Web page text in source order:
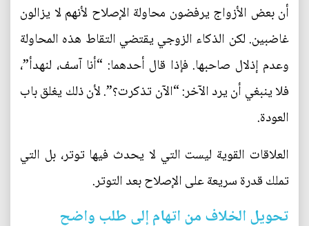
أن بعض الأزواج يرفضون محاولة الإصلاح لأنهم لا يزالون
غاضبين. لكن الذكاء الزوجي يقتضي التقاط هذه المحاولة
وعدم إذلال صاحبها. فإذا قال أحدهما: “أنا آسف، لنهدأ”،
فلا ينبغي أن يرد الآخر: “الآن تذكرت؟”. لأن ذلك يغلق باب
العودة.
العلاقات القوية ليست التي لا يحدث فيها توتر، بل التي
تملك قدرة سريعة على الإصلاح بعد التوتر.
تحويل الخلاف من اتهام إلى طلب واضح